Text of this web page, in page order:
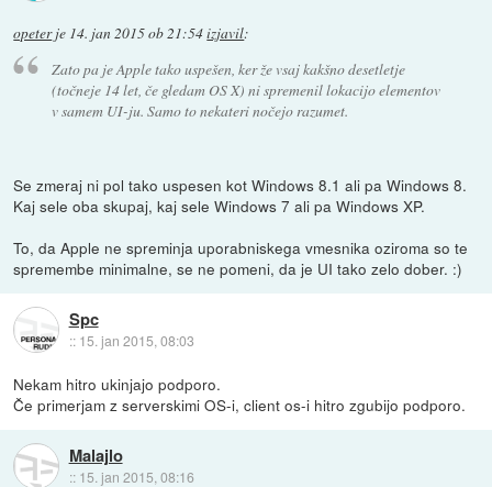
opeterje 14. jan 2015 ob 21:54izjavil:
Zato pa je Apple tako uspešen, ker že vsaj kakšno desetletje
(točneje 14 let, če gledam OS X) ni spremenil lokacijo elementov
v samem UI-ju. Samo to nekateri nočejo razumet.
Se zmeraj ni pol tako uspesen kot Windows 8.1 ali pa Windows 8.
Kaj sele oba skupaj, kaj sele Windows 7 ali pa Windows XP.
To, da Apple ne spreminja uporabniskega vmesnika oziroma so te
spremembe minimalne, se ne pomeni, da je UI tako zelo dober. :)
Spc
:: 15. jan 2015, 08:03
Nekam hitro ukinjajo podporo.
Če primerjam z serverskimi OS-i, client os-i hitro zgubijo podporo.
Malajlo
:: 15. jan 2015, 08:16